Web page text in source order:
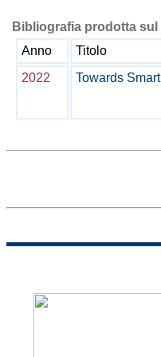
Bibliografia prodotta
Anno
Titolo
2022
Towards